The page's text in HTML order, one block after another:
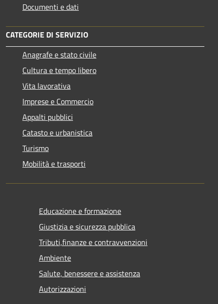
Documenti e dati
CATEGORIE DI SERVIZIO
Anagrafe e stato civile
Cultura e tempo libero
Vita lavorativa
Imprese e Commercio
Appalti pubblici
Catasto e urbanistica
Turismo
Mobilità e trasporti
Educazione e formazione
Giustizia e sicurezza pubblica
Tributi,finanze e contravvenzioni
Ambiente
Salute, benessere e assistenza
Autorizzazioni